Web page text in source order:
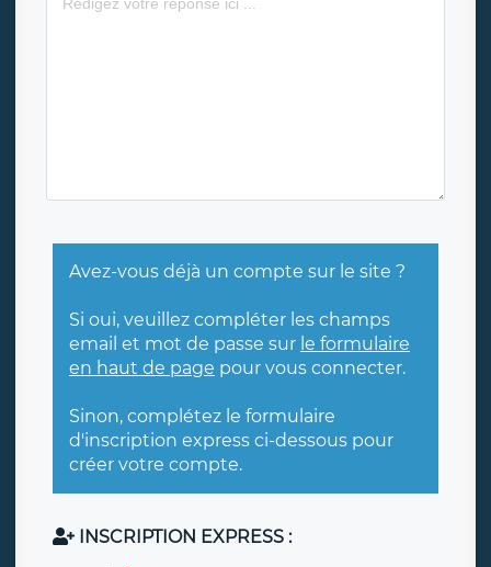
Avez-vous déjà un compte sur le site ?
Si oui, veuillez compléter les champs
email et mot de passe sur le formulaire
en haut de page pour vous connecter.
Sinon, complétez le formulaire
d'inscription express ci-dessous pour
créer votre compte.
INSCRIPTION EXPRESS :